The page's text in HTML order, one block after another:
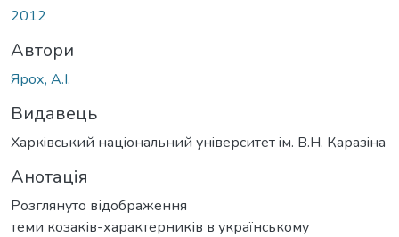
2012
Автори
Ярох, А.І.
Видавець
Харкiвський нацiональний унiверситет iм. В.Н. Каразiна
Анотація
Розглянуто відображення
теми козаків-характерників в українському